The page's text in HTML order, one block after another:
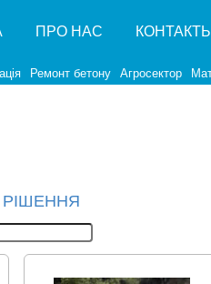
ПРО НАС
Ремонт бетону Агросектор
РІШЕННЯ